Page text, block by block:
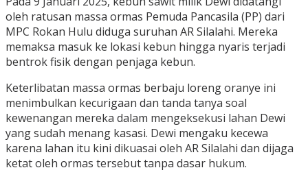
oleh ratusan massa ormas Pemuda Pancasila (PP) dari
MPC Rokan Hulu diduga suruhan AR Silalahi. Mereka
memaksa masuk ke lokasi kebun hingga nyaris terjadi
bentrok fisik dengan penjaga kebun.
Keterlibatan massa ormas berbaju loreng oranye ini
menimbulkan kecurigaan dan tanda tanya soal
kewenangan mereka dalam mengeksekusi lahan Dewi
yang sudah menang kasasi. Dewi mengaku kecewa
karena lahan itu kini dikuasai oleh AR Silalahi dan dijaga
ketat oleh ormas tersebut tanpa dasar hukum.